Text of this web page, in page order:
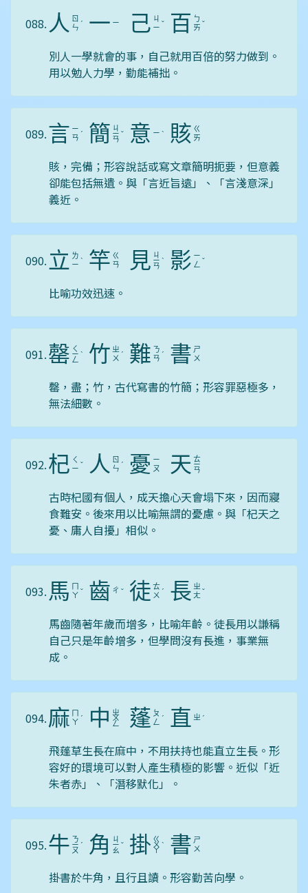
088. 人 ㄖ
ㄣ ˊ 一 ㄧ 己 ㄐ
ㄧ ˇ 百 ㄅ
ㄞ ˇ
別人一學就會的事，自己就用百倍的努力做到。
用以勉人力學，勤能補拙。
089.言 ㄧ
ㄢ ˊ 簡 ㄐ
ㄧ
ㄢ
ˇ 意 ㄧ ˋ 賅 ㄍ
ㄞ
賅，完備；形容說話或寫文章簡明扼要，但意義
卻能包括無遺。與「言近旨遠」、「言淺意深」
義近。
090. 立 ㄌ
ㄧ ˋ 竿 ㄍ
ㄢ
見 ㄐ
ㄧ
ㄢ
ˋ 影 ㄧ
ㄥ ˇ
比喻功效迅速。
091.罄 ㄑ
ㄧ
ㄥ
ˋ 竹 ㄓ
ㄨ ˊ 難 ㄋ
ㄢ ˊ 書 ㄕ
ㄨ
罄，盡；竹，古代寫書的竹簡；形容罪惡極多，
無法細數。
092.杞 ㄑ
ㄧ ˇ 人 ㄖ
ㄣ ˊ 憂 ㄧ
ㄡ
天 ㄊ
ㄧ
ㄢ
古時杞國有個人，成天擔心天會塌下來，因而寢
食難安。後來用以比喻無謂的憂慮。與「杞天之
憂、庸人自擾」相似。
093. 馬 ㄇ
ㄚ ˇ 齒 ㄔ ˇ 徒 ㄊ
ㄨ ˊ 長 ㄓ
ㄤ ˇ
馬齒隨著年歲而增多，比喻年齡。徒長用以謙稱
自己只是年齡增多，但學問沒有長進，事業無
成。
094.麻 ㄇ
ㄚ ˊ 中 ㄓ
ㄨ
ㄥ 蓬 ㄆ
ㄥ ˊ 直 ㄓ ˊ
飛蓬草生長在麻中，不用扶持也能直立生長。形
容好的環境可以對人產生積極的影響。近似「近
朱者赤」、「潛移默化」。
095.牛 ㄋ
ㄧ
ㄡ
ˊ 角 ㄐ
ㄧ
ㄠ
ˇ 掛 ㄍ
ㄨ
ㄚ
ˋ 書 ㄕ
ㄨ
掛書於牛角，且行且讀。形容勤苦向學。